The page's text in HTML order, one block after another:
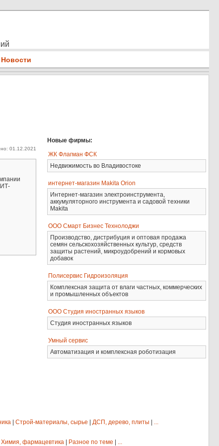
Новости
01.12.2021
ИТ-
Новые фирмы:
ЖК Флагман ФСК
Недвижимость во Владивостоке
интернет-магазин Makita Orion
Интернет-магазин электроинструмента,
аккумуляторного инструмента и садовой техники
Makita
ООО Смарт Бизнес Технолоджи
Производство, дистрибуция и оптовая продажа
семян сельскохозяйственных культур, средств
защиты растений, микроудобрений и кормовых
добавок
Полисервис Гидроизоляция
Комплексная защита от влаги частных, коммерческих
и промышленных объектов
ООО Студия иностранных языков
Студия иностранных языков
Умный сервис
Автоматизация и комплексная роботизация
Строй-материалы, сырье ДСП, дерево, плиты
...
Химия, фармацевтика Разное по теме ...